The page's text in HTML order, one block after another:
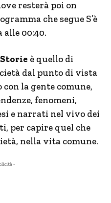
resterà poi on
che segue S’è
00:40.
è quello di
dal punto di vista
la gente comune,
fenomeni,
e narrati nel vivo dei
per capire quel che
nella vita comune.
-